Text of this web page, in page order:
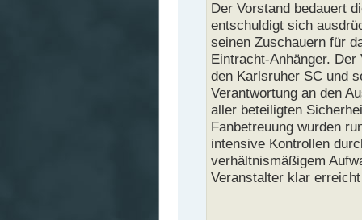
Der Vorstand bedauert
entschuldigt sich
seinen Zuschauern für
Eintracht-Anhänger.
den Karlsruher SC und
Verantwortung an den
aller beteiligten
Fanbetreuung wurden
intensive Kontrollen
verhältnismäßigem
Veranstalter klar